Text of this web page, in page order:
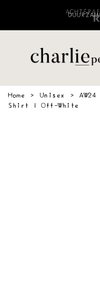
Home › Unisex › AW24
Shirt | Off-White